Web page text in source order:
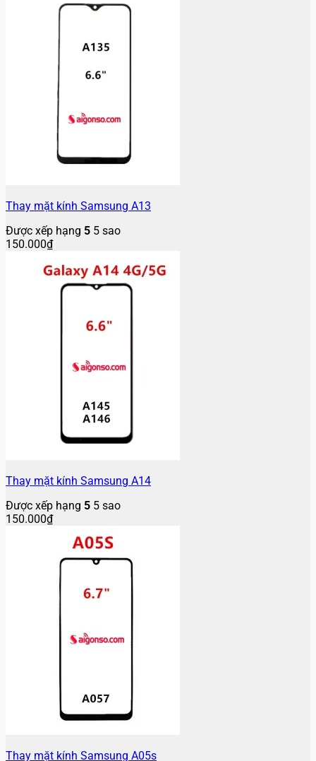
Thay mặt kính Samsung A13
Được xếp hạng 5 5 sao
150.000₫
Thay mặt kính Samsung A14
Được xếp hạng 5 5 sao
150.000₫
Thay mặt kính Samsung A05s